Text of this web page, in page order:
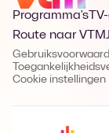
Programma's
Route naar VTM
Cookie instellingen